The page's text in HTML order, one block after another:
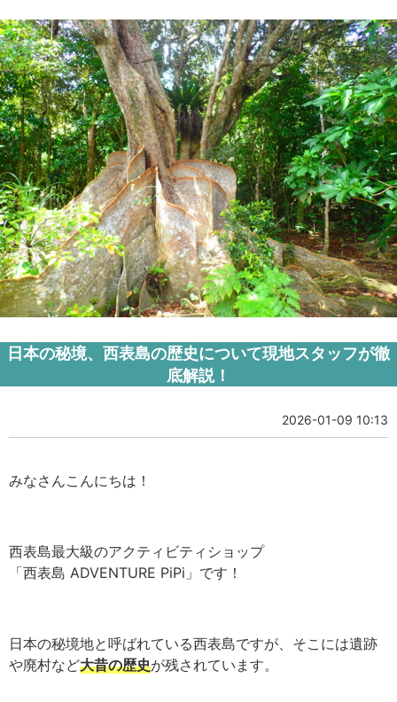
日本の秘境、西表島の歴史について現地スタッフが徹
底解説！
2026-01-09 10:13
みなさんこんにちは！
西表島最大級のアクティビティショップ
「西表島 ADVENTURE PiPi」です！
日本の秘境地と呼ばれている西表島ですが、そこには遺跡
や廃村など大昔の歴史が残されています。